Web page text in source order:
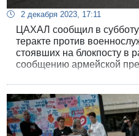
2 декабря 2023, 17:11
ЦАХАЛ сообщил в
теракте против
стоявших на блокпосту в
сообщению армейской
подозрительного
достал нож и начал